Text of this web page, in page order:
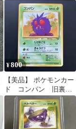
¥800
【美品】 ポケモンカー
ド コンパン 旧裏
未使用